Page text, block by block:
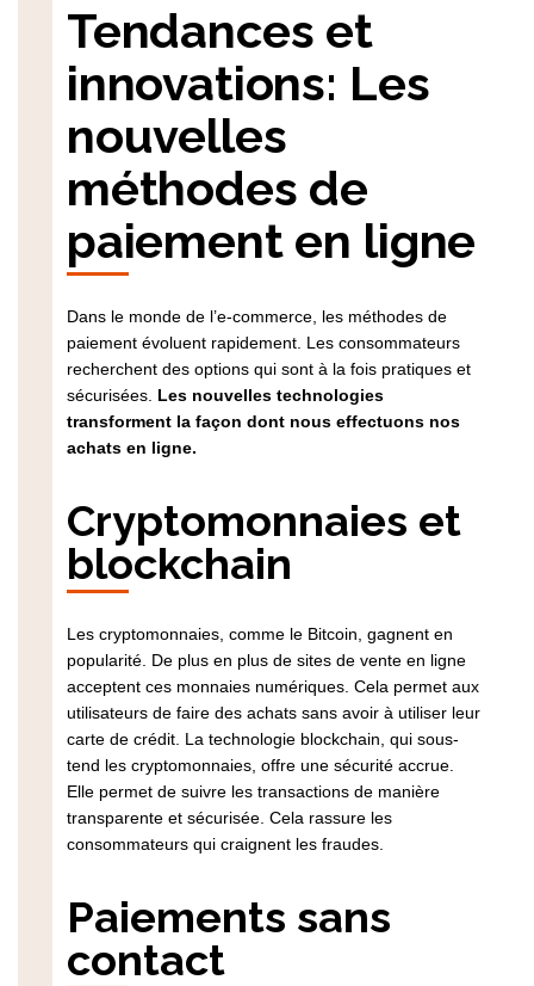
Tendances et
innovations: Les
nouvelles
méthodes de
paiement en ligne
Dans le monde de l’e-commerce, les méthodes de
paiement évoluent rapidement. Les consommateurs
recherchent des options qui sont à la fois pratiques et
sécurisées. Les nouvelles technologies
transforment la façon dont nous effectuons nos
achats en ligne.
Cryptomonnaies et
blockchain
Les cryptomonnaies, comme le Bitcoin, gagnent en
popularité. De plus en plus de sites de vente en ligne
acceptent ces monnaies numériques. Cela permet aux
utilisateurs de faire des achats sans avoir à utiliser leur
carte de crédit. La technologie blockchain, qui sous-
tend les cryptomonnaies, offre une sécurité accrue.
Elle permet de suivre les transactions de manière
transparente et sécurisée. Cela rassure les
consommateurs qui craignent les fraudes.
Paiements sans
contact